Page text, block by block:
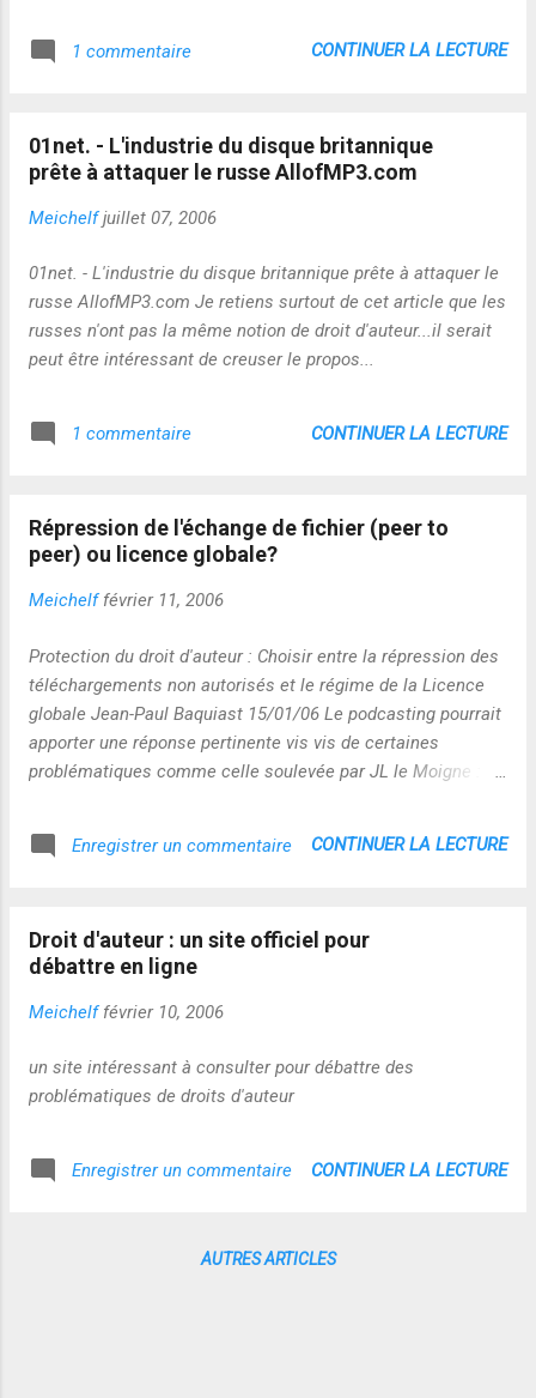
puissants majors !
1 commentaire CONTINUER LA LECTURE
01net. - L'industrie du disque britannique
prête à attaquer le russe AllofMP3.com
Meichelf juillet 07, 2006
01net. - L'industrie du disque britannique prête à attaquer le
russe AllofMP3.com Je retiens surtout de cet article que les
russes n'ont pas la même notion de droit d'auteur...il serait
peut être intéressant de creuser le propos...
1 commentaire CONTINUER LA LECTURE
Répression de l'échange de fichier (peer to
peer) ou licence globale?
Meichelf février 11, 2006
Protection du droit d'auteur : Choisir entre la répression des
téléchargements non autorisés et le régime de la Licence
globale Jean-Paul Baquiast 15/01/06 Le podcasting pourrait
apporter une réponse pertinente vis vis de certaines
problématiques comme celle soulevée par JL le Moigne :
plus aisément les enjeux. Dans les voies à explorer ensuite,
général aucun droit et c'est bien normal. Mais ces revues
s'appuyant sur leur marché captif, les
bibliothèques universitaires, maintiennent des prix de vente
moyen'(les sites Web). Quelques tentatives de
contournements (PLOS, Creative Common,..., mais on
Enregistrer un commentaire CONTINUER LA LECTURE
Droit d'auteur : un site officiel pour
débattre en ligne
Meichelf février 10, 2006
un site intéressant à consulter pour débattre des
problématiques de droits d'auteur
Enregistrer un commentaire CONTINUER LA LECTURE
AUTRES ARTICLES